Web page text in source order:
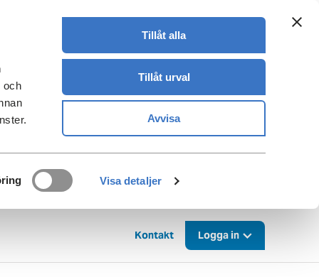
och
Visa detaljer
Tillåt alla
Tillåt urval
Avvisa
Kontakt Logga in